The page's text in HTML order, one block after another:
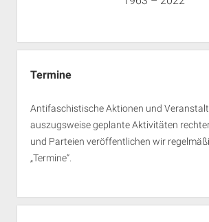
Termine
Antifaschistische Aktionen und
auszugsweise geplante Aktivitäten
und Parteien veröffentlichen wir
„Termine“.